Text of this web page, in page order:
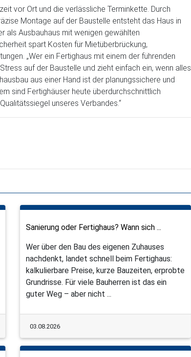
vor Ort und die verlässliche Terminkette. Durch
Montage auf der Baustelle entsteht das Haus in
als Ausbauhaus mit wenigen gewählten
spart Kosten für Mietüberbrückung,
„Wer ein Fertighaus mit einem der führenden
auf der Baustelle und zieht einfach ein, wenn alles
aus einer Hand ist der planungssichere und
sind Fertighäuser heute überdurchschnittlich
unseres Verbandes.“
Sanierung oder Fertighaus? Wann sich ...
Wer über den Bau des eigenen Zuhauses
nachdenkt, landet schnell beim Fertighaus:
kalkulierbare Preise, kurze Bauzeiten, erprobte
Grundrisse. Für viele Bauherren ist das ein
guter Weg – aber nicht ...
03.08.2026